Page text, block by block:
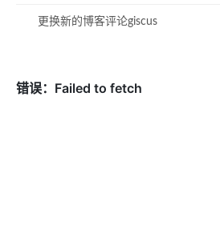
更换新的博客评论giscus